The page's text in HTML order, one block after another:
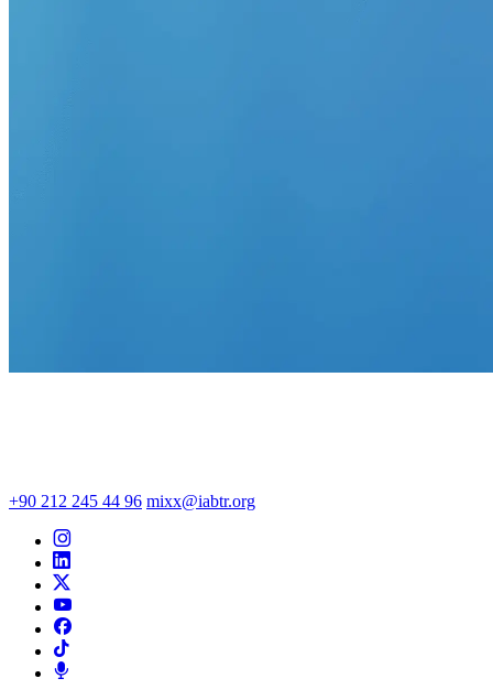
+90 212 245 44 96 mixx@iabtr.org